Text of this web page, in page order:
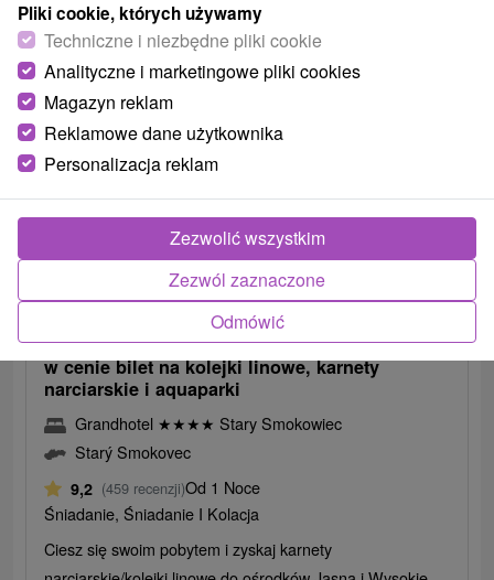
TIP
Akcia
/noc/osoba
Zatrzymaj się w secesyjnej perle Smokowca:
w cenie bilet na kolejki linowe, karnety
narciarskie i aquaparki
Grandhotel ★★★★ Stary Smokowiec
Starý Smokovec
9,2 (459 recenzji)Od 1 Noce
Śniadanie, Śniadanie I Kolacja
Ciesz się swoim pobytem i zyskaj karnety
Pliki cookie, których używamy
Techniczne i niezbędne pliki cookie
Analityczne i marketingowe pliki cookies
Magazyn reklam
Reklamowe dane użytkownika
Personalizacja reklam
Odmówić
Zezwól zaznaczone
Zezwolić wszystkim